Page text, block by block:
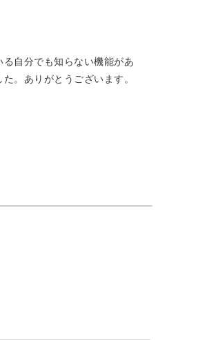
な初心者さんもOKの講
る自分でも知らない機能があ
。ありがとうございます。